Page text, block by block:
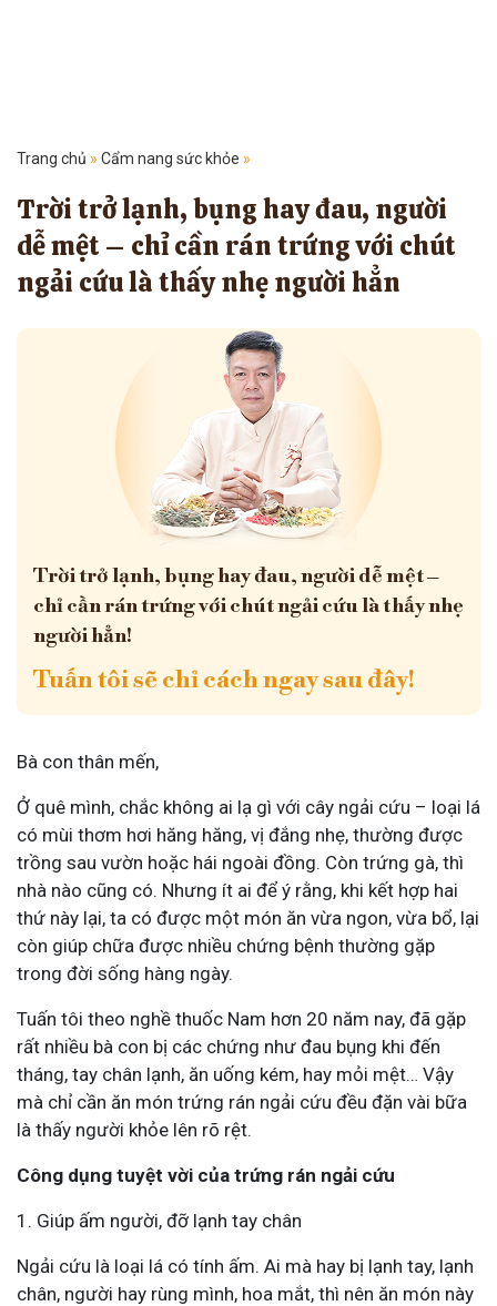
Trang chủ » Cẩm nang sức khỏe »
Trời trở lạnh, bụng hay đau, người
dễ mệt – chỉ cần rán trứng với chút
ngải cứu là thấy nhẹ người hẳn
Trời trở lạnh, bụng hay đau, người dễ mệt –
chỉ cần rán trứng với chút ngải cứu là thấy nhẹ
người hẳn!
Tuấn tôi sẽ chỉ cách ngay sau đây!
Bà con thân mến,
Ở quê mình, chắc không ai lạ gì với cây ngải cứu – loại lá
có mùi thơm hơi hăng hăng, vị đắng nhẹ, thường được
trồng sau vườn hoặc hái ngoài đồng. Còn trứng gà, thì
nhà nào cũng có. Nhưng ít ai để ý rằng, khi kết hợp hai
thứ này lại, ta có được một món ăn vừa ngon, vừa bổ, lại
còn giúp chữa được nhiều chứng bệnh thường gặp
trong đời sống hàng ngày.
Tuấn tôi theo nghề thuốc Nam hơn 20 năm nay, đã gặp
rất nhiều bà con bị các chứng như đau bụng khi đến
tháng, tay chân lạnh, ăn uống kém, hay mỏi mệt… Vậy
mà chỉ cần ăn món trứng rán ngải cứu đều đặn vài bữa
là thấy người khỏe lên rõ rệt.
Công dụng tuyệt vời của trứng rán ngải cứu
1. Giúp ấm người, đỡ lạnh tay chân
Ngải cứu là loại lá có tính ấm. Ai mà hay bị lạnh tay, lạnh
chân, người hay rùng mình, hoa mắt, thì nên ăn món này